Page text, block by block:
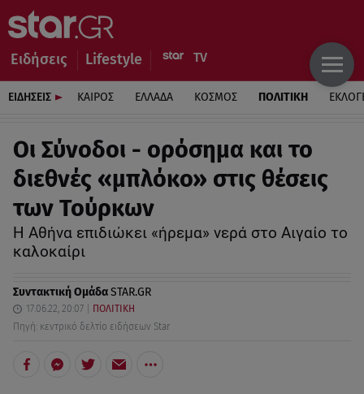
Ειδήσεις Lifestyle
ΕΙΔΗΣΕΙΣ ΚΑΙΡΟΣ ΕΛΛΑΔΑ ΚΟΣΜΟΣ ΠΟΛΙΤΙΚΗ
Οι Σύνοδοι - ορόσημα και το
διεθνές «μπλόκο» στις θέσεις
των Τούρκων
Η Αθήνα επιδιώκει «ήρεμα» νερά στο Αιγαίο το
καλοκαίρι
Συντακτική ΟμάδαSTAR.GR
17.06.22, 20:07
ΠΟΛΙΤΙΚΗ
Πηγή: κεντρικό δελτίο ειδήσεων Star